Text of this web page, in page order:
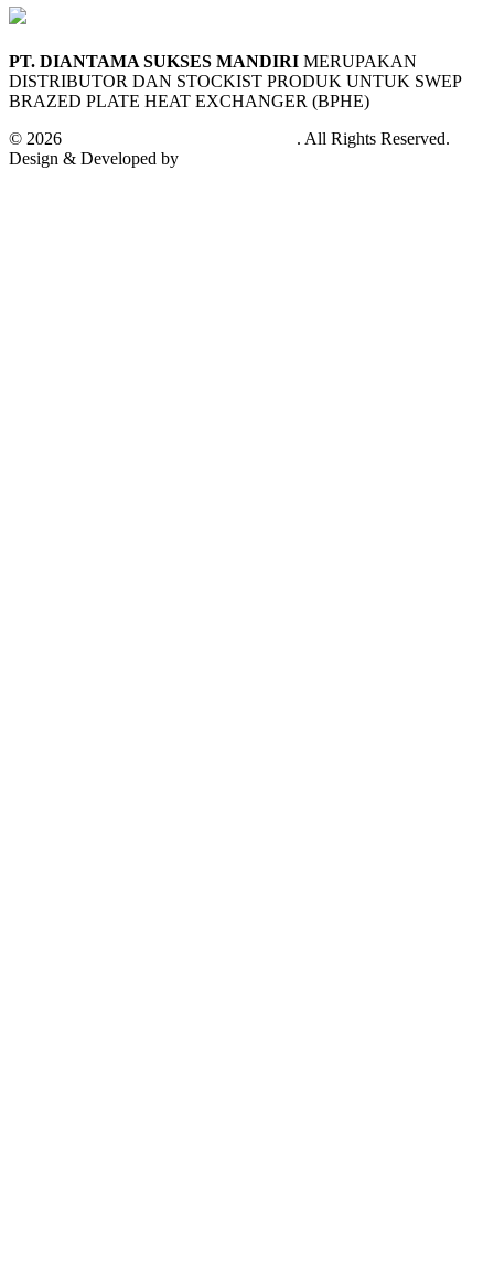
PT. DIANTAMA SUKSES MANDIRI MERUPAKAN
DISTRIBUTOR DAN STOCKIST PRODUK UNTUK SWEP
BRAZED PLATE HEAT EXCHANGER (BPHE)
© 2026
. All Rights Reserved.
Design & Developed by